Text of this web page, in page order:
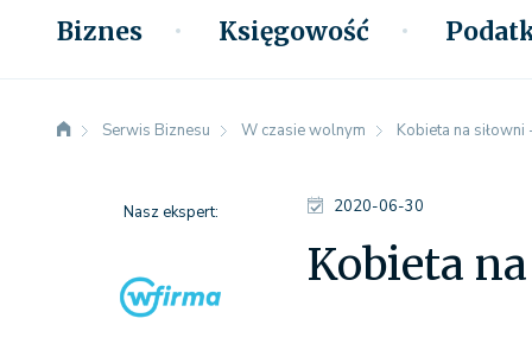
Biznes Księgowość
Serwis Biznesu W czasie wolnym Kobieta na siłowni
2020-06-30
Kobieta
Nasz ekspert: